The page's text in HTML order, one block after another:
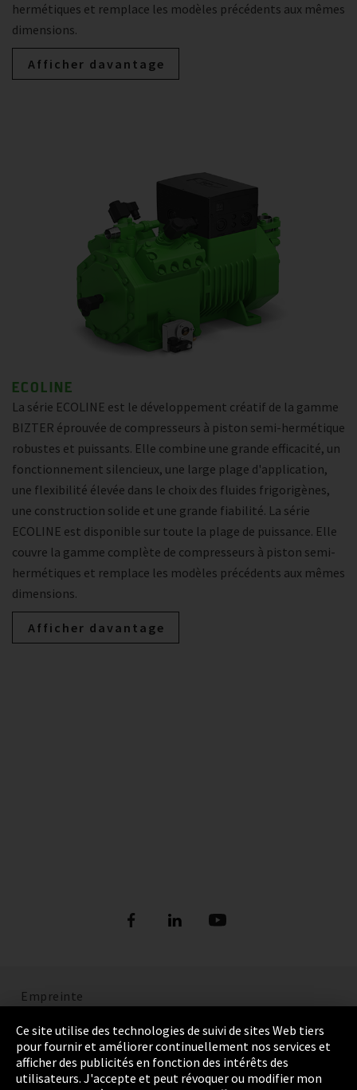
hermétiques et remplace les modèles précédents aux mêmes
dimensions.
Afficher davantage
ECOLINE
La série ECOLINE est le développement créatif de la gamme
BIZTER éprouvée de compresseurs à piston semi-hermétique
robustes et puissants. Elle combine une grande efficacité, un
fonctionnement silencieux, une large plage d'application,
une flexibilité élevée dans le choix des fluides frigorigènes,
une construction solide et une grande fiabilité. La série
ECOLINE est disponible sur toute la plage de puissance. Elle
couvre la gamme complète de compresseurs à piston semi-
hermétiques et remplace les modèles précédents aux mêmes
dimensions.
Afficher davantage
Empreinte
Politique de confidentialité
Cookie Settings
Termes et Conditions
Ce site utilise des technologies de suivi de sites Web tiers
pour fournir et améliorer continuellement nos services et
afficher des publicités en fonction des intérêts des
utilisateurs. J'accepte et peut révoquer ou modifier mon